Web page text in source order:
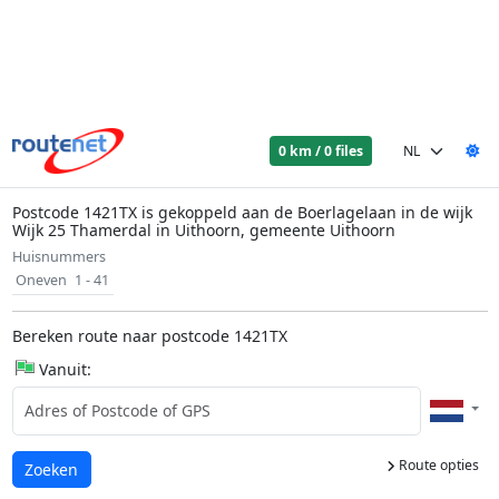
0 km / 0 files
Postcode 1421TX is gekoppeld aan de Boerlagelaan in de wijk
Wijk 25 Thamerdal in Uithoorn, gemeente Uithoorn
Huisnummers
Oneven 1 - 41
Bereken route naar postcode 1421TX
Vanuit:
Route opties
Laden...
Zoeken